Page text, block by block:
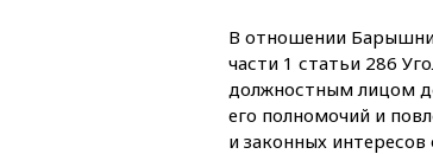
В отношении
части 1 статьи 286
должностным лицом
его полномочий и
и законных